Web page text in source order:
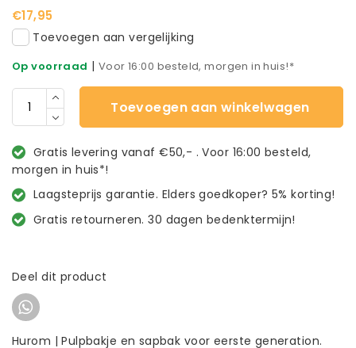
€17,95
Toevoegen aan vergelijking
Op voorraad | Voor 16:00 besteld, morgen in huis!*
Toevoegen aan winkelwagen
Gratis levering vanaf €50,- . Voor 16:00 besteld,
morgen in huis*!
Laagsteprijs garantie. Elders goedkoper? 5% korting!
Gratis retourneren. 30 dagen bedenktermijn!
Deel dit product
Hurom | Pulpbakje en sapbak voor eerste generation.